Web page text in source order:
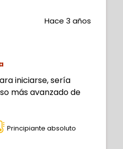
Hace 3 años
iniciarse, sería
más avanzado de
Principiante absoluto